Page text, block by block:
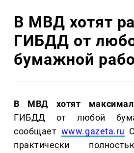
В МВД хотят
ГИБДД от
бумажной
В МВД хотят
ГИБДД от любой
сообщает www.gazeta.ru
практически